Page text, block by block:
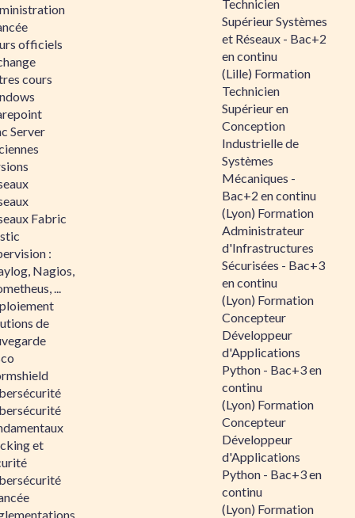
officiels
cours
Server
Fabric
:
Nagios,
...
de
et
Technicien
Supérieur Systèmes
et Réseaux - Bac+2
en continu
(Lille) Formation
Technicien
Supérieur en
Conception
Industrielle de
Systèmes
Mécaniques -
Bac+2 en continu
(Lyon) Formation
Administrateur
d'Infrastructures
Sécurisées - Bac+3
en continu
(Lyon) Formation
Concepteur
Développeur
d'Applications
Python - Bac+3 en
continu
(Lyon) Formation
Concepteur
Développeur
d'Applications
Python - Bac+3 en
continu
(Lyon) Formation